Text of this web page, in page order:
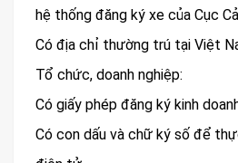
hệ thống đăng ký xe của Cục
Có địa chỉ thường trú tại Việt
Tổ chức, doanh nghiệp:
Có giấy phép đăng ký kinh
Có con dấu và chữ ký số để